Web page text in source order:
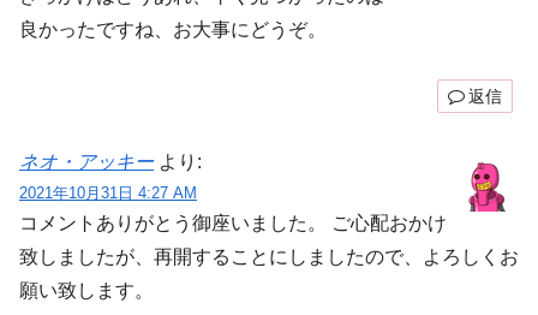
良かったですね、お大事にどうぞ。
返信
ネオ・アッキー より:
2021年10月31日 4:27 AM
コメントありがとう御座いました。 ご心配おかけ
致しましたが、再開することにしましたので、よろしくお
願い致します。